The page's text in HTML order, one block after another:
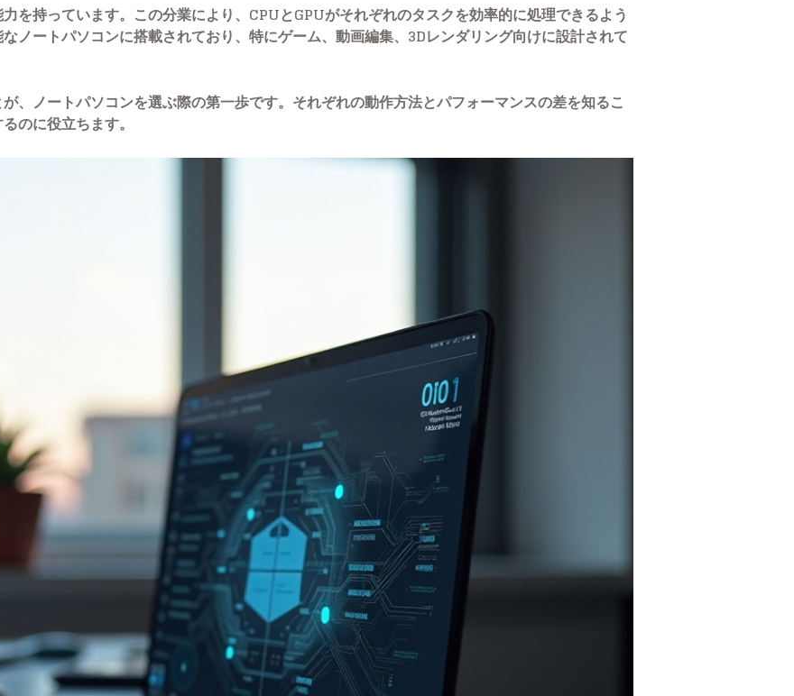
を持っています。この分業により、CPUとGPUがそれぞれのタスクを効率的に処理できるよう
ノートパソコンに搭載されており、特にゲーム、動画編集、3Dレンダリング向けに設計されて
、ノートパソコンを選ぶ際の第一歩です。それぞれの動作方法とパフォーマンスの差を知るこ
のに役立ちます。